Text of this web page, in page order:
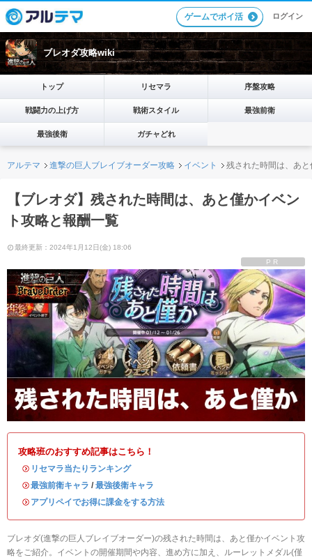
ゲームでポイ活 ログイン
ブレオダ攻略wiki
トップ リセマラ 序盤攻略
戦闘力の上げ方 戦術スタイル 最強前衛
最強後衛 ガチャどれ
アルテマ 進撃の巨人ブレイブオーダー攻略 イベント 残された時間は、あ
【ブレオダ】残された時間は、あと僅かイベン
ト攻略と報酬一覧
最終更新：2024年1月12日(金) 18:06
PR
攻略班のおすすめ記事はこちら！
・ リセマラ当たりランキング
・最強前衛キャラ / 最強後衛キャラ
・ アプリペイでお得に課金をする方法
ブレオダ(進撃の巨人ブレイブオーダー)の残された時間は、あと僅かイベント攻
略をご紹介。イベントの開催期間や内容、進め方に加え、ルーレットメダル(僅